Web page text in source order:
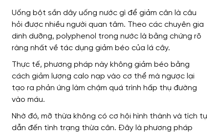
Uống bột sắn dây uống nước gì để giảm cân là câu
hỏi được nhiều người quan tâm. Theo các chuyên gia
dinh dưỡng, polyphenol trong nước là bằng chứng rõ
ràng nhất về tác dụng giảm béo của lá cây.
Thực tế, phương pháp này không giảm béo bằng
cách giảm lượng calo nạp vào cơ thể mà ngược lại
tạo ra phản ứng làm chậm quá trình hấp thụ đường
vào máu.
Nhờ đó, mỡ thừa không có cơ hội hình thành và tích tụ
dẫn đến tình trạng thừa cân. Đây là phương pháp